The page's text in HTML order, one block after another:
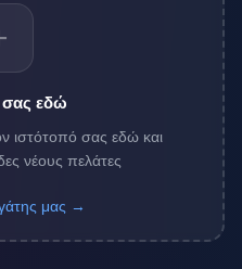
εδώ
ιστότοπό σας εδώ και
νέους πελάτες
μας →